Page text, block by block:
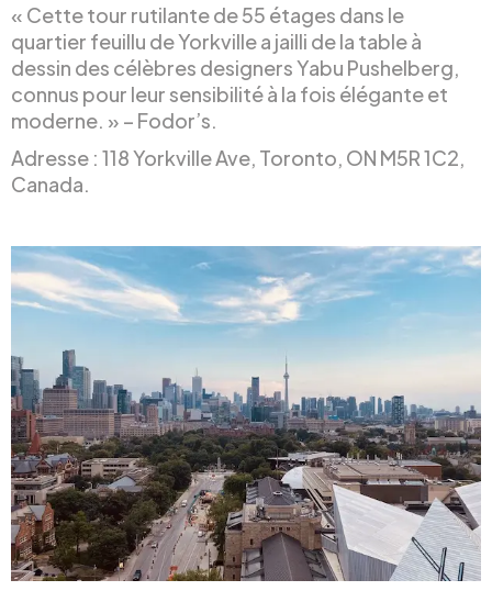
« Cette tour rutilante de 55 étages dans le
quartier feuillu de Yorkville a jailli de la table à
dessin des célèbres designers Yabu Pushelberg,
connus pour leur sensibilité à la fois élégante et
moderne. » – Fodor’s.
Adresse : 118 Yorkville Ave, Toronto, ON M5R 1C2,
Canada.